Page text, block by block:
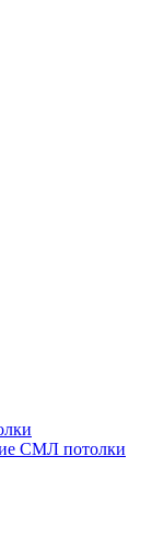
СМЛ потолки